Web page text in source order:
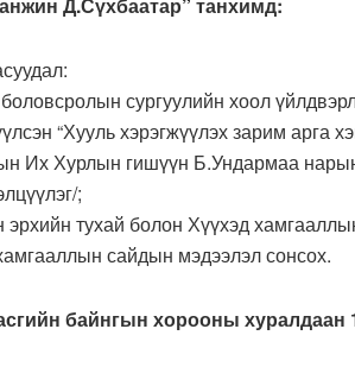
Д.Сүхбаатар” танхимд:
сургуулийн хоол
“Хууль хэрэгжүүлэх зарим арга
Их Хурлын гишүүн Б.Ундармаа
;
эрхийн тухай болон Хүүхэд
сайдын мэдээлэл сонсох.
байнгын хорооны хуралдаан